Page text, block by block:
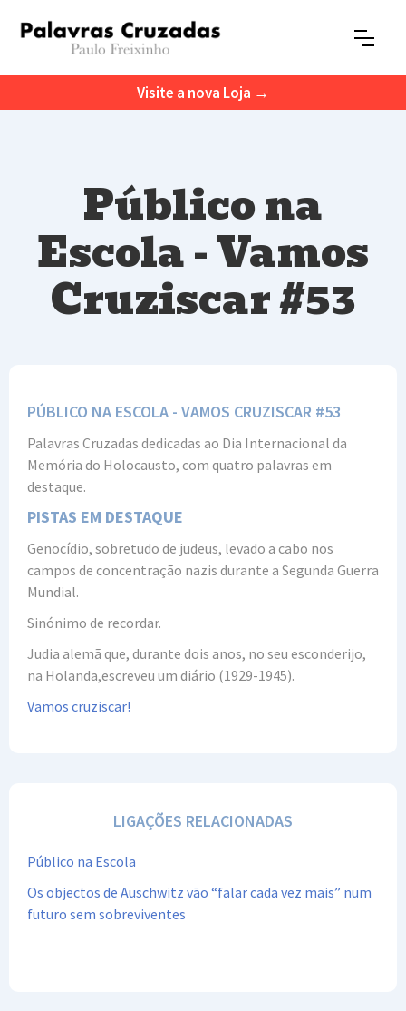
Visite a nova Loja →
Público na
Escola - Vamos
Cruziscar #53
PÚBLICO NA ESCOLA - VAMOS CRUZISCAR #53
Palavras Cruzadas dedicadas ao Dia Internacional da
Memória do Holocausto, com quatro palavras em
destaque.
PISTAS EM DESTAQUE‍
Genocídio, sobretudo de judeus, levado a cabo nos
campos de concentração nazis durante a Segunda Guerra
Mundial.
Sinónimo de recordar.
Judia alemã que, durante dois anos, no seu esconderijo,
na Holanda,escreveu um diário (1929-1945).
Vamos cruziscar!
LIGAÇÕES RELACIONADAS
Público na Escola
Os objectos de Auschwitz vão “falar cada vez mais” num
futuro sem sobreviventes